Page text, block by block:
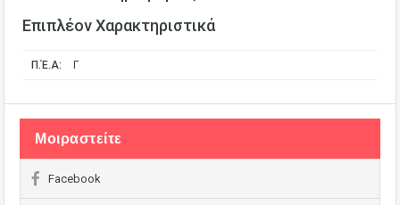
Επιπλέον Χαρακτηριστικά
Π.Έ.Α: Γ
Μοιραστείτε
Facebook